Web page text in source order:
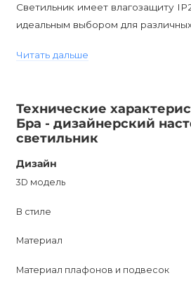
Светильник имеет влагозащиту
идеальным выбором для
также для кафе, баров и
модерн и желает придать своему
изысканность и стиль. Создайте
своего пространства с помощью
DISKAR.
Украине только в интернет-
найдете самые лучшие цены и
доставку по всей Украине, чтобы
Читать дальше
Технические
Бра - дизайнерский
светильник
Дизайн
3D модель
В стиле
Материал
Материал плафонов и подвесок